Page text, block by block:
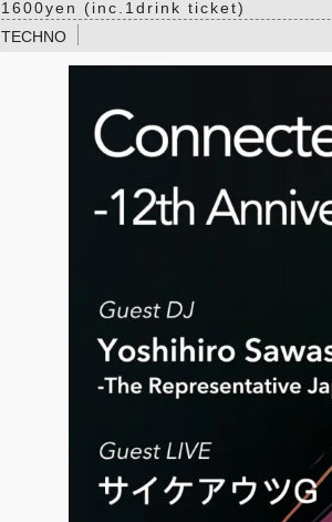
1600yen (inc.1drink ticket)
TECHNO